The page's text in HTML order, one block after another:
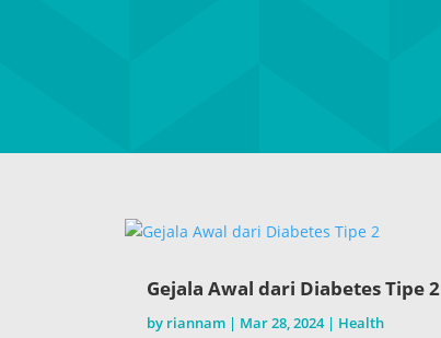
Gejala Awal dari Diabetes Tipe 2
by riannam | Mar 28, 2024| Health